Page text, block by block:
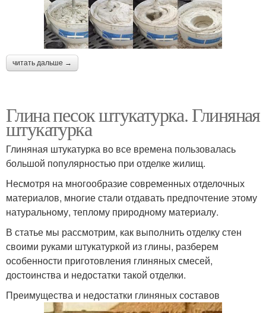
читать дальше →
Глина песок штукатурка. Глиняная
штукатурка
Глиняная штукатурка во все времена пользовалась
большой популярностью при отделке жилищ.
Несмотря на многообразие современных отделочных
материалов, многие стали отдавать предпочтение этому
натуральному, теплому природному материалу.
В статье мы рассмотрим, как выполнить отделку стен
своими руками штукатуркой из глины, разберем
особенности приготовления глиняных смесей,
достоинства и недостатки такой отделки.
Преимущества и недостатки глиняных составов